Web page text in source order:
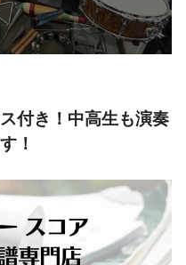
付き！中高生も演奏
！